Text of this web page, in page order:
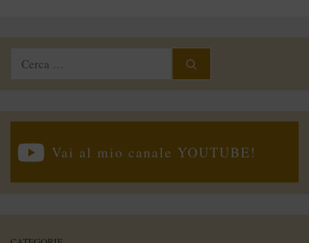
Ricerca
Vai al mio canale YOUTUBE!